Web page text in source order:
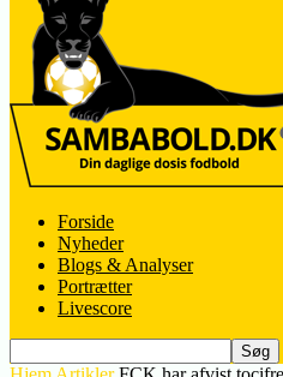
Forside
Nyheder
Blogs & Analyser
Portrætter
Livescore